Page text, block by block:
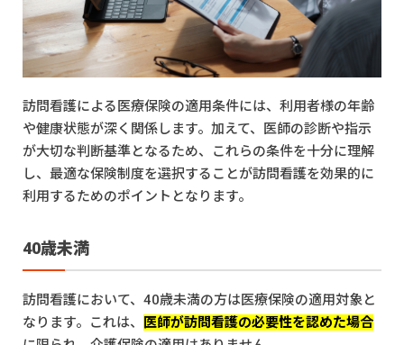
訪問看護による医療保険の適用条件には、利用者様の年齢
や健康状態が深く関係します。加えて、医師の診断や指示
が大切な判断基準となるため、これらの条件を十分に理解
し、最適な保険制度を選択することが訪問看護を効果的に
利用するためのポイントとなります。
40歳未満
訪問看護において、40歳未満の方は医療保険の適用対象と
なります。これは、
医師が訪問看護の必要性を認めた場合